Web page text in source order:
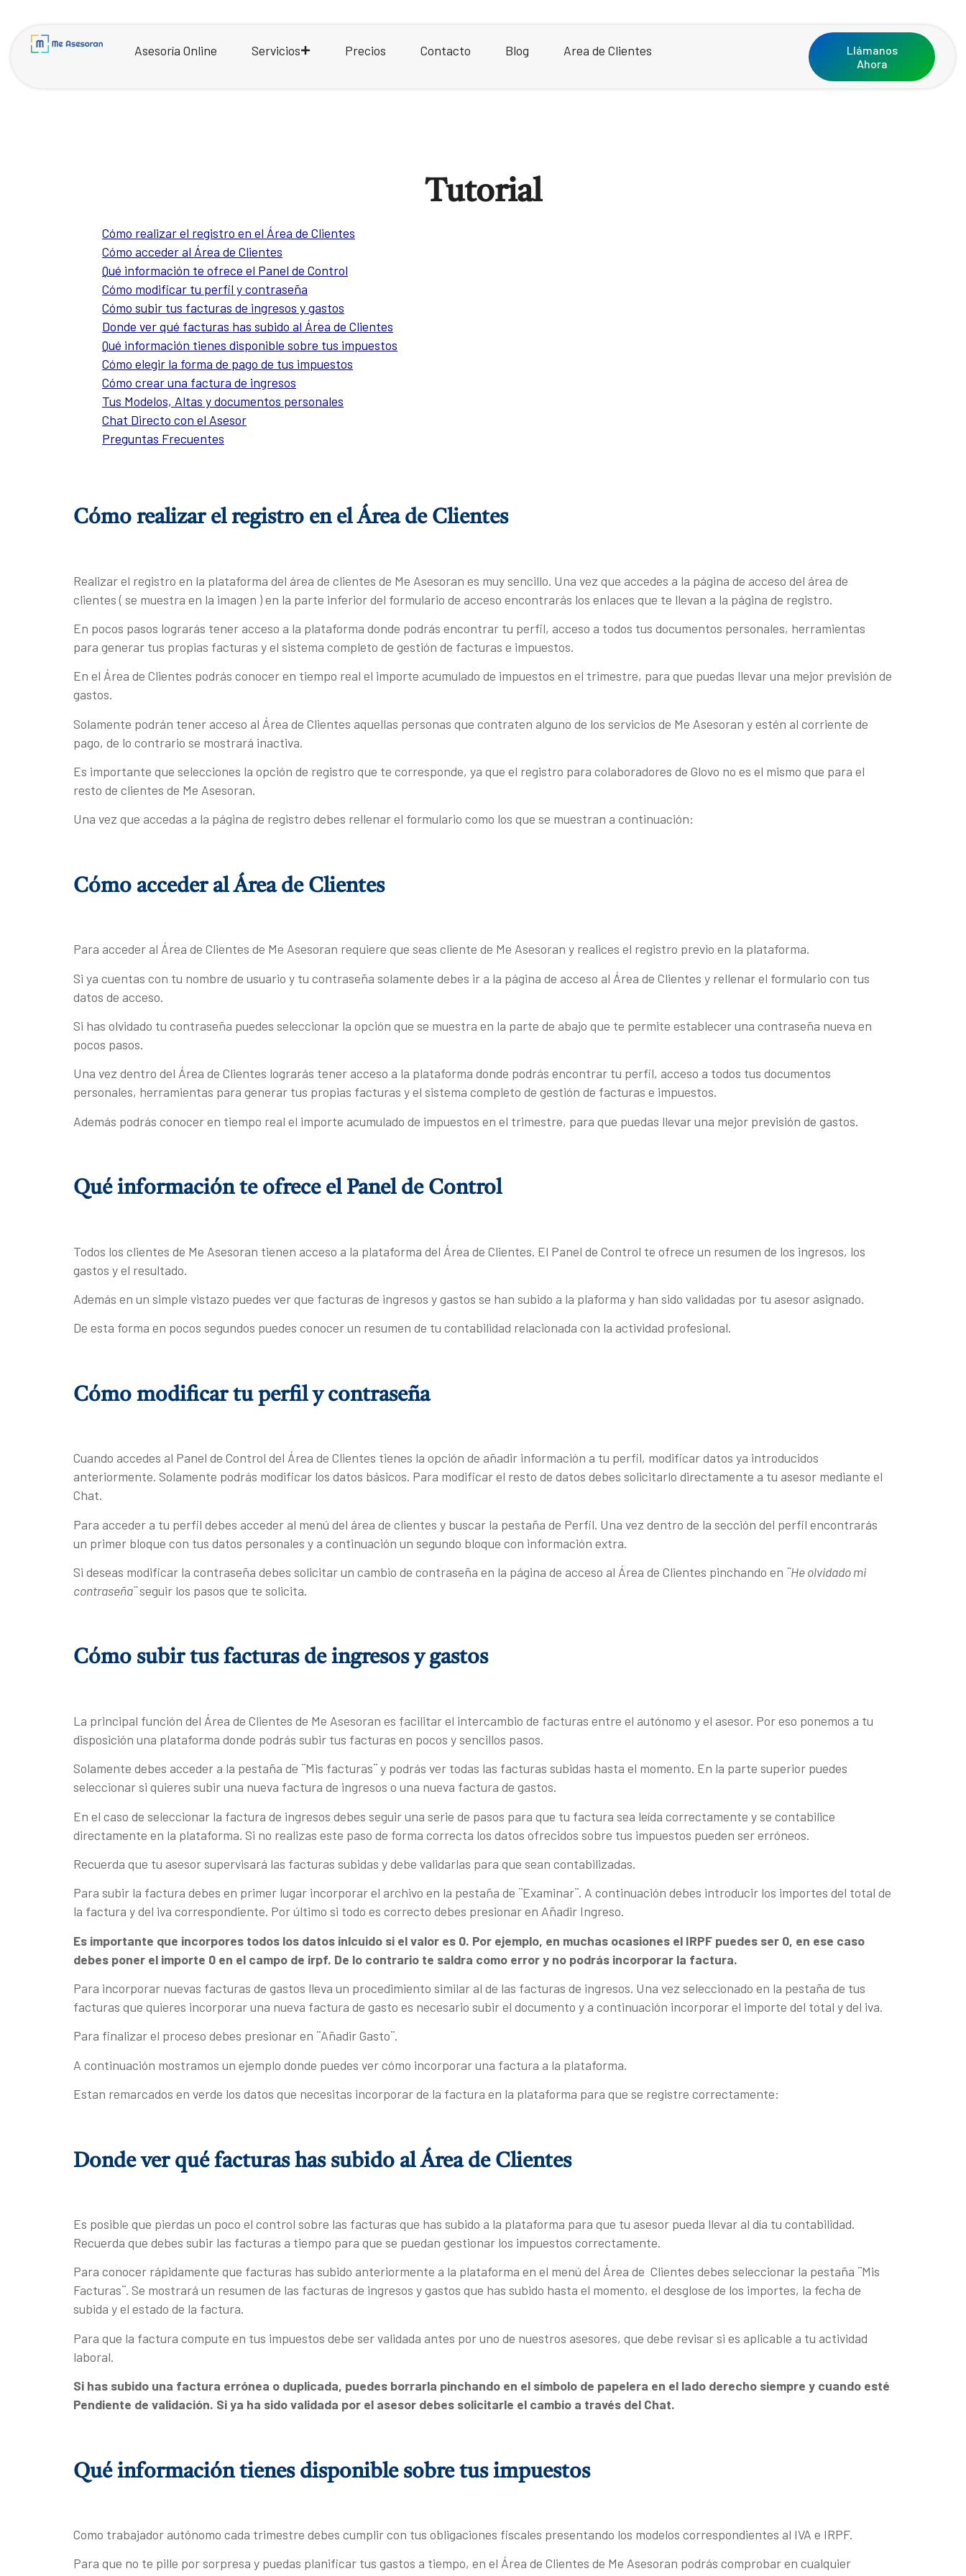
Asesoría Online Servicios Precios Contacto Blog Area de Clientes
Llámanos
Ahora
Tutorial
Cómo realizar el registro en el Área de Clientes
Cómo acceder al Área de Clientes
Qué información te ofrece el Panel de Control
Cómo modificar tu perfil y contraseña
Cómo subir tus facturas de ingresos y gastos
Donde ver qué facturas has subido al Área de Clientes
Qué información tienes disponible sobre tus impuestos
Cómo elegir la forma de pago de tus impuestos
Cómo crear una factura de ingresos
Tus Modelos, Altas y documentos personales
Chat Directo con el Asesor
Preguntas Frecuentes
Cómo realizar el registro en el Área de Clientes
Realizar el registro en la plataforma del área de clientes de Me Asesoran es muy sencillo. Una vez que accedes a la página de acceso del área de
clientes ( se muestra en la imagen ) en la parte inferior del formulario de acceso encontrarás los enlaces que te llevan a la página de registro.
En pocos pasos lograrás tener acceso a la plataforma donde podrás encontrar tu perfil, acceso a todos tus documentos personales, herramientas
para generar tus propias facturas y el sistema completo de gestión de facturas e impuestos.
En el Área de Clientes podrás conocer en tiempo real el importe acumulado de impuestos en el trimestre, para que puedas llevar una mejor previsión de
gastos.
Solamente podrán tener acceso al Área de Clientes aquellas personas que contraten alguno de los servicios de Me Asesoran y estén al corriente de
pago, de lo contrario se mostrará inactiva.
Es importante que selecciones la opción de registro que te corresponde, ya que el registro para colaboradores de Glovo no es el mismo que para el
resto de clientes de Me Asesoran.
Una vez que accedas a la página de registro debes rellenar el formulario como los que se muestran a continuación:
Cómo acceder al Área de Clientes
Para acceder al Área de Clientes de Me Asesoran requiere que seas cliente de Me Asesoran y realices el registro previo en la plataforma.
Si ya cuentas con tu nombre de usuario y tu contraseña solamente debes ir a la página de acceso al Área de Clientes y rellenar el formulario con tus
datos de acceso.
Si has olvidado tu contraseña puedes seleccionar la opción que se muestra en la parte de abajo que te permite establecer una contraseña nueva en
pocos pasos.
Una vez dentro del Área de Clientes lograrás tener acceso a la plataforma donde podrás encontrar tu perfil, acceso a todos tus documentos
personales, herramientas para generar tus propias facturas y el sistema completo de gestión de facturas e impuestos.
Además podrás conocer en tiempo real el importe acumulado de impuestos en el trimestre, para que puedas llevar una mejor previsión de gastos.
Qué información te ofrece el Panel de Control
Todos los clientes de Me Asesoran tienen acceso a la plataforma del Área de Clientes. El Panel de Control te ofrece un resumen de los ingresos, los
gastos y el resultado.
Además en un simple vistazo puedes ver que facturas de ingresos y gastos se han subido a la plaforma y han sido validadas por tu asesor asignado.
De esta forma en pocos segundos puedes conocer un resumen de tu contabilidad relacionada con la actividad profesional.
Cómo modificar tu perfil y contraseña
Cuando accedes al Panel de Control del Área de Clientes tienes la opción de añadir información a tu perfil, modificar datos ya introducidos
anteriormente. Solamente podrás modificar los datos básicos. Para modificar el resto de datos debes solicitarlo directamente a tu asesor mediante el
Chat.
Para acceder a tu perfil debes acceder al menú del área de clientes y buscar la pestaña de Perfil. Una vez dentro de la sección del perfil encontrarás
un primer bloque con tus datos personales y a continuación un segundo bloque con información extra.
Si deseas modificar la contraseña debes solicitar un cambio de contraseña en la página de acceso al Área de Clientes pinchando en ¨He olvidado mi
contraseña¨seguir los pasos que te solicita.
Cómo subir tus facturas de ingresos y gastos
La principal función del Área de Clientes de Me Asesoran es facilitar el intercambio de facturas entre el autónomo y el asesor. Por eso ponemos a tu
disposición una plataforma donde podrás subir tus facturas en pocos y sencillos pasos.
Solamente debes acceder a la pestaña de ¨Mis facturas¨ y podrás ver todas las facturas subidas hasta el momento. En la parte superior puedes
seleccionar si quieres subir una nueva factura de ingresos o una nueva factura de gastos.
En el caso de seleccionar la factura de ingresos debes seguir una serie de pasos para que tu factura sea leída correctamente y se contabilice
directamente en la plataforma. Si no realizas este paso de forma correcta los datos ofrecidos sobre tus impuestos pueden ser erróneos.
Recuerda que tu asesor supervisará las facturas subidas y debe validarlas para que sean contabilizadas.
Para subir la factura debes en primer lugar incorporar el archivo en la pestaña de ¨Examinar¨. A continuación debes introducir los importes del total de
la factura y del iva correspondiente. Por último si todo es correcto debes presionar en Añadir Ingreso.
Es importante que incorpores todos los datos inlcuido si el valor es 0. Por ejemplo, en muchas ocasiones el IRPF puedes ser 0, en ese caso
debes poner el importe 0 en el campo de irpf. De lo contrario te saldra como error y no podrás incorporar la factura.
Para incorporar nuevas facturas de gastos lleva un procedimiento similar al de las facturas de ingresos. Una vez seleccionado en la pestaña de tus
facturas que quieres incorporar una nueva factura de gasto es necesario subir el documento y a continuación incorporar el importe del total y del iva.
Para finalizar el proceso debes presionar en ¨Añadir Gasto¨.
A continuación mostramos un ejemplo donde puedes ver cómo incorporar una factura a la plataforma.
Estan remarcados en verde los datos que necesitas incorporar de la factura en la plataforma para que se registre correctamente:
Donde ver qué facturas has subido al Área de Clientes
Es posible que pierdas un poco el control sobre las facturas que has subido a la plataforma para que tu asesor pueda llevar al día tu contabilidad.
Recuerda que debes subir las facturas a tiempo para que se puedan gestionar los impuestos correctamente.
Para conocer rápidamente que facturas has subido anteriormente a la plataforma en el menú del Área de Clientes debes seleccionar la pestaña ¨Mis
Facturas¨. Se mostrará un resumen de las facturas de ingresos y gastos que has subido hasta el momento, el desglose de los importes, la fecha de
subida y el estado de la factura.
Para que la factura compute en tus impuestos debe ser validada antes por uno de nuestros asesores, que debe revisar si es aplicable a tu actividad
laboral.
Si has subido una factura errónea o duplicada, puedes borrarla pinchando en el símbolo de papelera en el lado derecho siempre y cuando esté
Pendiente de validación. Si ya ha sido validada por el asesor debes solicitarle el cambio a través del Chat.
Qué información tienes disponible sobre tus impuestos
Como trabajador autónomo cada trimestre debes cumplir con tus obligaciones fiscales presentando los modelos correspondientes al IVA e IRPF.
Para que no te pille por sorpresa y puedas planificar tus gastos a tiempo, en el Área de Clientes de Me Asesoran podrás comprobar en cualquier